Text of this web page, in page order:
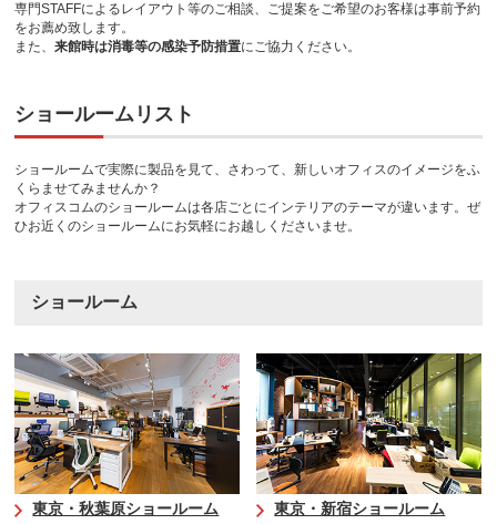
専門STAFFによるレイアウト等のご相談、ご提案をご希望のお客様は事前予約
をお薦め致します。
また、来館時は消毒等の感染予防措置にご協力ください。
ショールームリスト
ショールームで実際に製品を見て、さわって、新しいオフィスのイメージをふ
くらませてみませんか？
オフィスコムのショールームは各店ごとにインテリアのテーマが違います。ぜ
ひお近くのショールームにお気軽にお越しくださいませ。
ショールーム
東京・秋葉原ショールーム 東京・新宿ショールーム